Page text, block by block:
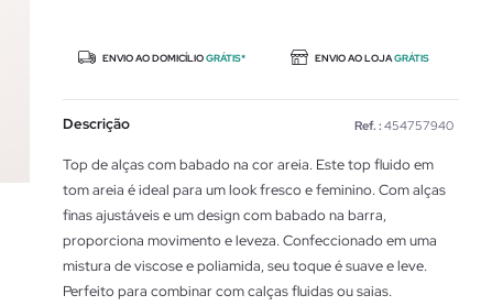
ENVIO AO DOMICÍLIOGRÁTIS* ENVIO AO LOJAGRÁTIS
Descrição Ref. : 454757940
Top de alças com babado na cor areia. Este top fluido em
tom areia é ideal para um look fresco e feminino. Com alças
finas ajustáveis e um design com babado na barra,
proporciona movimento e leveza. Confeccionado em uma
mistura de viscose e poliamida, seu toque é suave e leve.
Perfeito para combinar com calças fluidas ou saias.